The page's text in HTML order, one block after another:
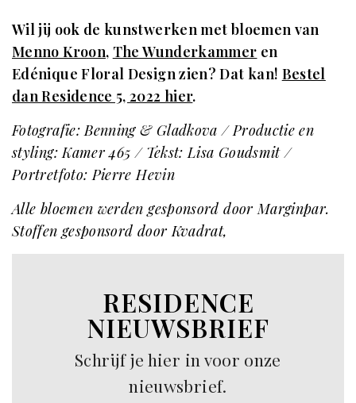
Wil jij ook de kunstwerken met bloemen van
Menno Kroon, The Wunderkammer en
Edénique Floral Design zien? Dat kan! Bestel
dan Residence 5, 2022 hier.
Fotografie: Benning & Gladkova / Productie en
styling: Kamer 465 / Tekst: Lisa Goudsmit /
Portretfoto: Pierre Hevin
Alle bloemen werden gesponsord door Marginpar.
Stoffen gesponsord door Kvadrat,
RESIDENCE
NIEUWSBRIEF
Schrijf je hier in voor onze
nieuwsbrief.